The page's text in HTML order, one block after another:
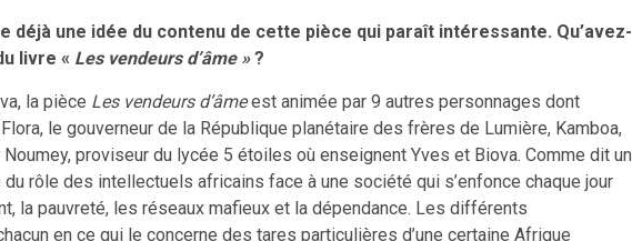
déjà une idée du contenu de cette pièce qui paraît intéressante. Qu’avez-
livre « Les vendeurs d’âme »?
la pièce Les vendeurs d’âmeest animée par 9 autres personnages dont
le gouverneur de la République planétaire des frères de Lumière, Kamboa,
proviseur du lycée 5 étoiles où enseignent Yves et Biova. Comme dit un
rôle des intellectuels africains face à une société qui s’enfonce chaque jour
la pauvreté, les réseaux mafieux et la dépendance. Les différents
en ce qui le concerne des tares particulières d’une certaine Afrique